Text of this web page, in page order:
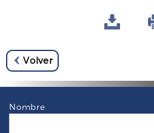
Volver
Nombre